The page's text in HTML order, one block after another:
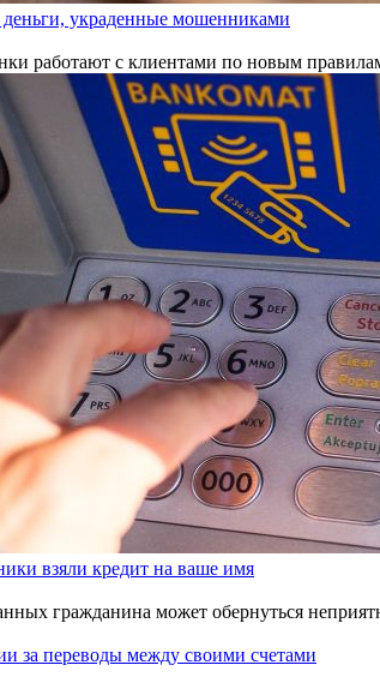
деньги, украденные мошенниками
работают с клиентами по новым
взяли кредит на ваше имя
гражданина может обернуться
за переводы между своими счетами